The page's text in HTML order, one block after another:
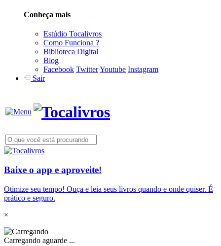
Conheça mais
Estúdio Tocalivros
Como Funciona ?
Biblioteca Digital
Blog
Facebook TwitterYoutube Instagram
Sair
Baixe o app e aproveite!
Otimize seu tempo! Ouça e leia seus livros quando e onde quiser. É
prático e seguro.
×
Carregando aguarde ...